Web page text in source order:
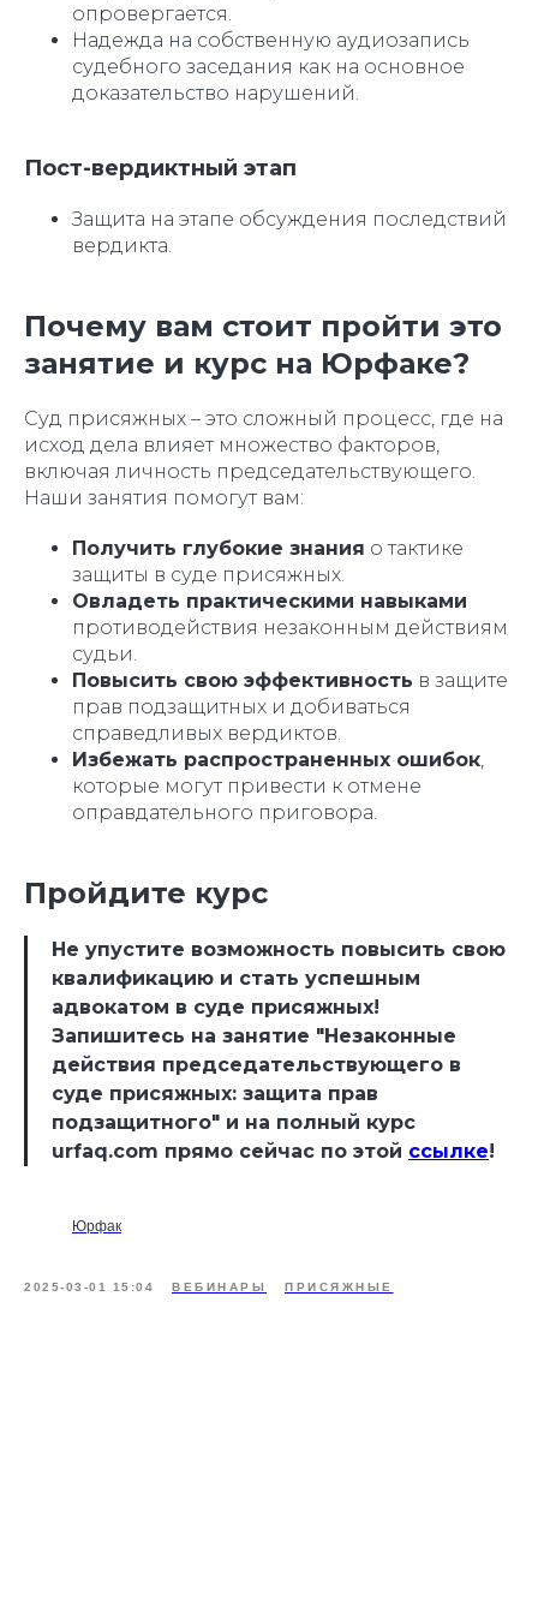
опровергается.
Надежда на собственную аудиозапись
судебного заседания как на основное
доказательство нарушений.
Пост-вердиктный этап
Защита на этапе обсуждения последствий
вердикта.
Почему вам стоит пройти это
занятие и курс на Юрфаке?
Суд присяжных – это сложный процесс, где на
исход дела влияет множество факторов,
включая личность председательствующего.
Наши занятия помогут вам:
Получить глубокие знания о тактике
защиты в суде присяжных.
Овладеть практическими навыками
противодействия незаконным действиям
судьи.
Повысить свою эффективность в защите
прав подзащитных и добиваться
справедливых вердиктов.
Избежать распространенных ошибок
которые могут привести к отмене
оправдательного приговора.
Пройдите курс
Не упустите возможность повысить свою
квалификацию и стать успешным
адвокатом в суде присяжных!
Запишитесь на занятие "Незаконные
действия председательствующего в
суде присяжных: защита прав
подзащитного" и на полный курс
urfaq.com прямо сейчас по этой ссылке!
Юрфак
2025-03-01 15:04 ВЕБИНАРЫ ПРИСЯЖНЫЕ